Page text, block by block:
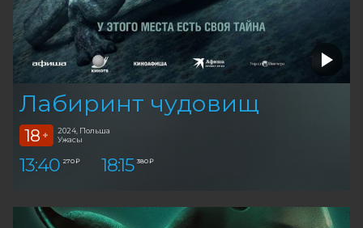
Лабиринт чудовищ
18 +
2024, Польша
Ужасы
13:40 270 ₽ 18:15 380 ₽